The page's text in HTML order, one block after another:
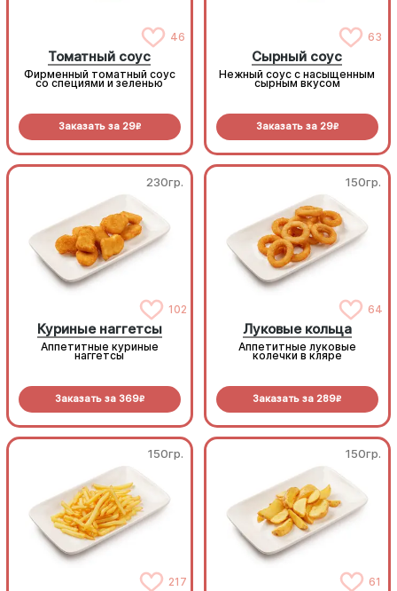
46
Томатный соус
Фирменный томатный соус
со специями и зеленью
Заказать за 29R
63
Сырный соус
Нежный соус с насыщенным
сырным вкусом
Заказать за 29R
230гр.
102
Куриные наггетсы
Аппетитные куриные
наггетсы
Заказать за 369R
150гр.
64
Луковые кольца
Аппетитные луковые
колечки в кляре
Заказать за 289R
150гр.
217
150гр.
61